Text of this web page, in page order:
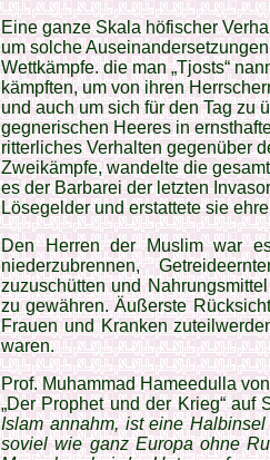
Eine ganze Skala höfischer
um solche
Wettkämpfe. die man „Tjosts“
kämpften, um von ihren
und auch um sich für den Tag zu
gegnerischen Heeres in
ritterliches Verhalten gegenüber
Zweikämpfe, wandelte die
es der Barbarei der letzten
Lösegelder und erstattete sie
Den Herren der Muslim war
niederzubrennen,
zuzuschütten und
zu gewähren. Äußerste
Frauen und Kranken
waren.
Prof. Muhammad Hameedulla
„Der Prophet und der Krieg“ auf
Islam annahm, ist eine
soviel wie ganz Europa ohne